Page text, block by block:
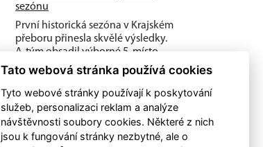
sezónu
První historická sezóna v Krajském
přeboru přinesla skvělé výsledky.
A-tým obsadil výborné 5. místo,
dařilo se také mládeži a klub...
Tato webová stránka používá cookies
Tyto webové stránky používají k poskytování
služeb, personalizaci reklam a analýze
návštěvnosti soubory cookies. Některé z nich
jsou k fungování stránky nezbytné, ale o